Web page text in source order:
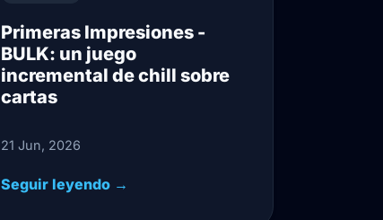
Primeras Impresiones -
BULK: un juego
incremental de chill sobre
cartas
21 Jun, 2026
Seguir leyendo →